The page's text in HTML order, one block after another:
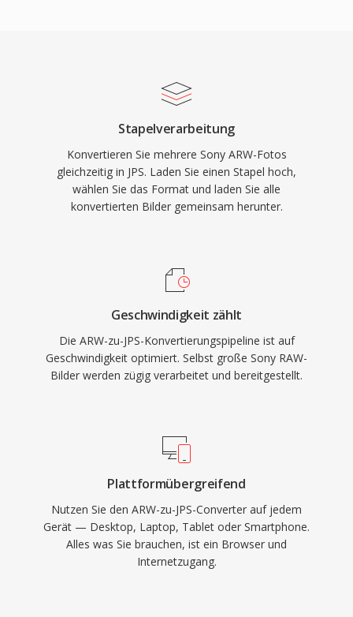
Stapelverarbeitung
Konvertieren Sie mehrere Sony ARW-Fotos
gleichzeitig in JPS. Laden Sie einen Stapel hoch,
wählen Sie das Format und laden Sie alle
konvertierten Bilder gemeinsam herunter.
Geschwindigkeit zählt
Die ARW-zu-JPS-Konvertierungspipeline ist auf
Geschwindigkeit optimiert. Selbst große Sony RAW-
Bilder werden zügig verarbeitet und bereitgestellt.
Plattformübergreifend
Nutzen Sie den ARW-zu-JPS-Converter auf jedem
Gerät — Desktop, Laptop, Tablet oder Smartphone.
Alles was Sie brauchen, ist ein Browser und
Internetzugang.